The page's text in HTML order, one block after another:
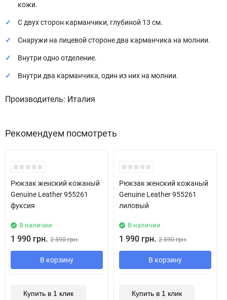
кожи.
С двух сторон карманчики, глубиной 13 см.
Снаружи на лицевой стороне два карманчика на молнии.
Внутри одно отделение.
Внутри два карманчика, один из них на молнии.
Производитель: Италия
Рекомендуем посмотреть
Скидка!
Рюкзак женский кожаный
Genuine Leather 955261
фуксия
В наличии
1 990 грн. 2 590 грн.
В корзину
Купить в 1 клик
Скидка!
Рюкзак женский кожаный
Genuine Leather 955261
лиловый
В наличии
1 990 грн. 2 590 грн.
В корзину
Купить в 1 клик